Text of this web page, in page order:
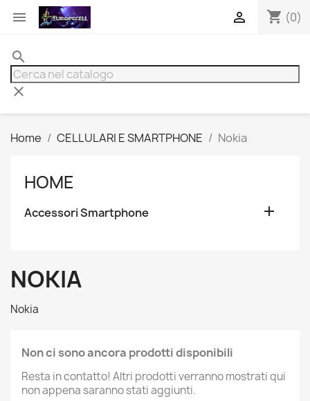
 shopping_cart (0)

search
clear
Home CELLULARI E SMARTPHONE Nokia
HOME
Accessori Smartphone 
NOKIA
Nokia
Non ci sono ancora prodotti disponibili
Resta in contatto! Altri prodotti verranno mostrati qui
non appena saranno stati aggiunti.